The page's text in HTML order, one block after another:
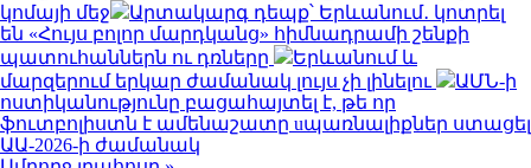
կոմայի մեջ
Արտակարգ դեպք՝ Երևանում․ կոտրել
են «Հույս բոլոր մարդկանց» հիմնադրամի շենքի
պատուհաններն ու դռները
Երևանում և
մարզերում երկար ժամանակ լույս չի լինելու
ԱՄՆ-ի
ոստիկանությունը բացահայտել է, թե որ
ֆուտբոլիստն է ամենաշատը uպառնալիքներ ստացել
ԱԱ-2026-ի ժամանակ